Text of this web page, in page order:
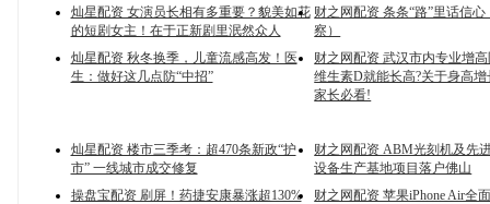
灿星配资 女演员长相有多重要？貌美如花
的短剧女主！在于正新剧里泯然众人
财之网配资 条条“路”里话信
察）
灿星配资 秋冬换季，儿童流感高发！医
生：做好这几点防“中招”
财之网配资 武汉市内专业增
维生素D就能长高?关于身高
家长必看!
灿星配资 楼市三季考：超470条新政“护
市” 一线城市成交修复
财之网配资 ABM光刻机及先
设备生产基地项目落户佛山
操盘宝配资 刷屏！药捷安康暴涨超130%
财之网配资 苹果iPhone Air全